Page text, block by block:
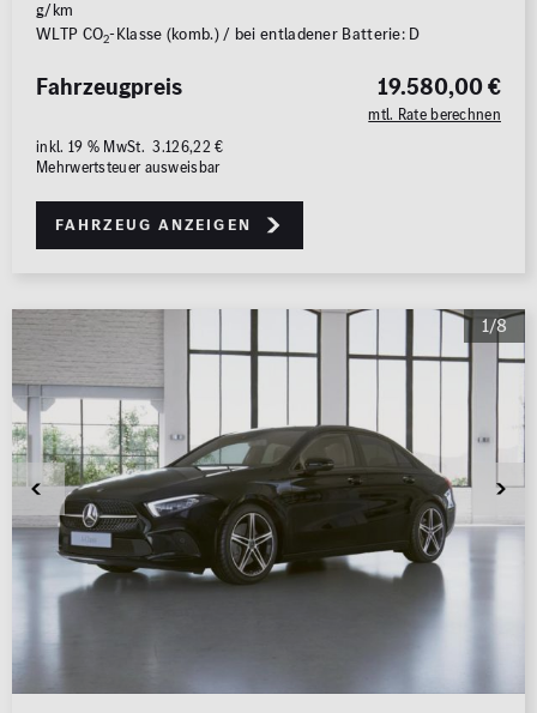
g/km
WLTP CO2-Klasse (komb.) / bei entladener Batterie: D
19.580,00 €
mtl. Rate berechnen
Fahrzeugpreis
inkl. 19 % MwSt. 3.126,22 €
Mehrwertsteuer ausweisbar
Fahrzeug anzeigen
1/8